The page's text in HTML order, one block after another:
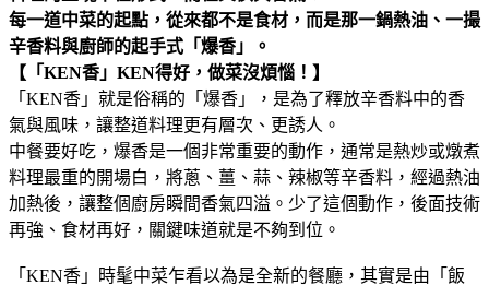
每一道中菜的起點，從來都不是食材，而是那一鍋熱油、一撮
辛香料與廚師的起手式「爆香」。
【「KEN香」KEN得好，做菜沒煩惱！】
「KEN香」就是俗稱的「爆香」，是為了釋放辛香料中的香
氣與風味，讓整道料理更有層次、更誘人。
中餐要好吃，爆香是一個非常重要的動作，通常是熱炒或燉煮
料理最重的開場白，將蔥、薑、蒜、辣椒等辛香料，經過熱油
加熱後，讓整個廚房瞬間香氣四溢。少了這個動作，後面技術
再強、食材再好，關鍵味道就是不夠到位。
「KEN香」時髦中菜乍看以為是全新的餐廳，其實是由「飯